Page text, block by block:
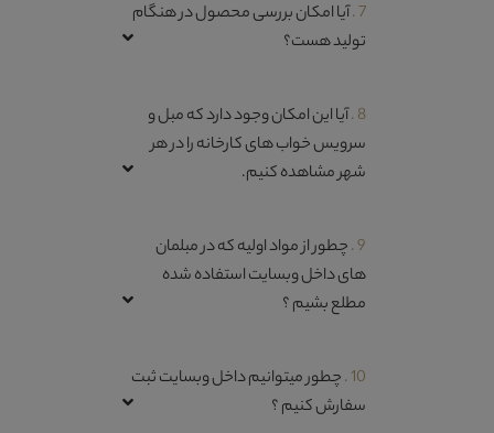
7 . آیا امکان بررسی محصول در هنگام
تولید هست؟
8 . آیا این امکان وجود دارد که مبل و
سرویس خواب های کارخانه را در هر
شهر مشاهده کنیم.
9 . چطور از مواد اولیه که در مبلمان
های داخل وبسایت استفاده شده
مطلع بشیم ؟
10 . چطور میتوانیم داخل وبسایت ثبت
سفارش کنیم ؟